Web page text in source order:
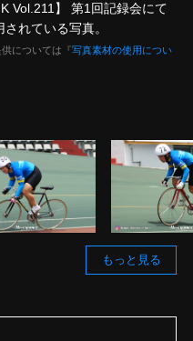
Vol.211】 第1回記録会にて
れている写真。
については『写真素材の使用につい
もっと見る